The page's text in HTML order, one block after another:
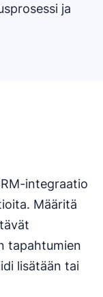
ja
integraatio
Määritä
tapahtumien
lisätään tai